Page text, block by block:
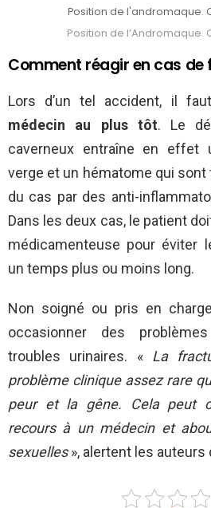
Position de l'andromaque.
Position de l’Andromaque.
Comment réagir en cas de
Lors d’un tel accident, il
médecin au plus tôt. Le
caverneux entraîne en effet
verge et un hématome qui
du cas par des anti-
Dans les deux cas, le patient
médicamenteuse pour éviter
un temps plus ou moins long.
Non soigné ou pris en
occasionner des
troubles urinaires. « La
problème clinique assez rare
peur et la gêne. Cela peut
recours à un médecin et
sexuelles», alertent les auteurs